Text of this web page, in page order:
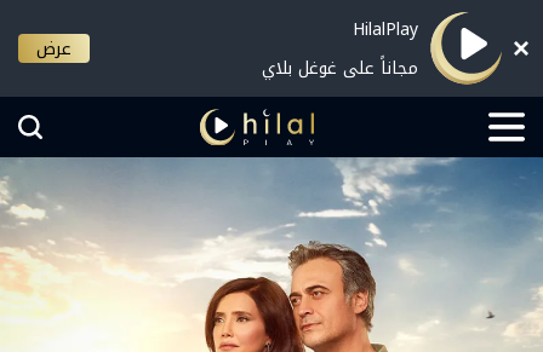
HilalPlay
مجاناً على غوغل بلاي
عرض